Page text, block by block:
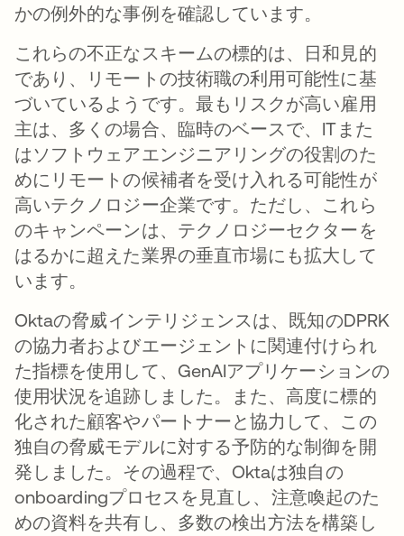
かの例外的な事例を確認しています。
これらの不正なスキームの標的は、日和見的
であり、リモートの技術職の利用可能性に基
づいているようです。最もリスクが高い雇用
主は、多くの場合、臨時のベースで、ITまた
はソフトウェアエンジニアリングの役割のた
めにリモートの候補者を受け入れる可能性が
高いテクノロジー企業です。ただし、これら
のキャンペーンは、テクノロジーセクターを
はるかに超えた業界の垂直市場にも拡大して
います。
Oktaの脅威インテリジェンスは、既知のDPRK
の協力者およびエージェントに関連付けられ
た指標を使用して、GenAIアプリケーションの
使用状況を追跡しました。また、高度に標的
化された顧客やパートナーと協力して、この
独自の脅威モデルに対する予防的な制御を開
発しました。その過程で、Oktaは独自の
onboardingプロセスを見直し、注意喚起のた
めの資料を共有し、多数の検出方法を構築し